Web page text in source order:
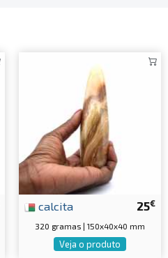
25€
calcita
320 gramas | 150x40x40 mm
Veja o produto